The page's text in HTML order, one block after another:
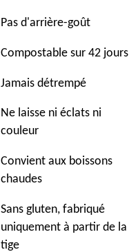
Pas d'arrière-goût
Compostable sur 42 jours
Jamais détrempé
Ne laisse ni éclats ni
couleur
Convient aux boissons
chaudes
Sans gluten, fabriqué
uniquement à partir de la
tige